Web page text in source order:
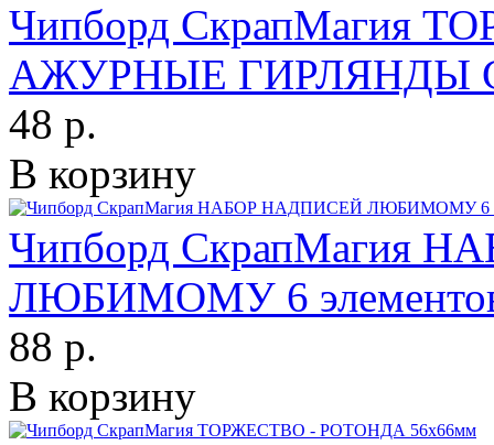
Чипборд СкрапМагия
АЖУРНЫЕ ГИРЛЯНДЫ С
48 р.
В корзину
Чипборд СкрапМагия
ЛЮБИМОМУ 6
88 р.
В корзину